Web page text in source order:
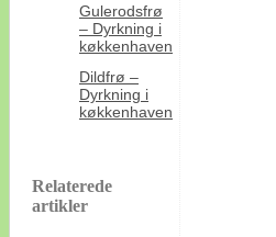
Gulerodsfrø
– Dyrkning i
køkkenhaven
Dildfrø –
Dyrkning i
køkkenhaven
Relaterede
artikler